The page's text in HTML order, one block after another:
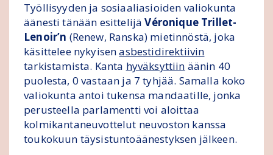
Työllisyyden ja sosiaaliasioiden valiokunta
äänesti tänään esittelijäVéronique Trillet-
Lenoir’n (Renew, Ranska) mietinnöstä, joka
käsittelee nykyisenasbestidirektiivin
tarkistamista. Kanta hyväksyttiin äänin 40
puolesta, 0 vastaan ja 7 tyhjää. Samalla koko
valiokunta antoi tukensa mandaatille, jonka
perusteella parlamentti voi aloittaa
kolmikantaneuvottelut neuvoston kanssa
toukokuun täysistuntoäänestyksen jälkeen.